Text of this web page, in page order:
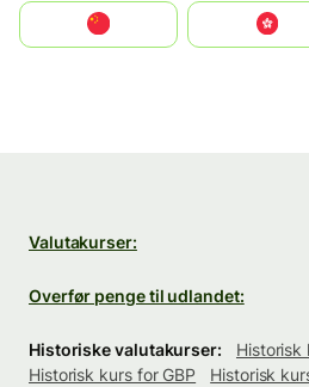
中國香港特別行政區
Valutakurser:
Overfør penge til udlandet:
Historiske valutakurser:
Historisk
Historisk kurs for GBP
Historisk